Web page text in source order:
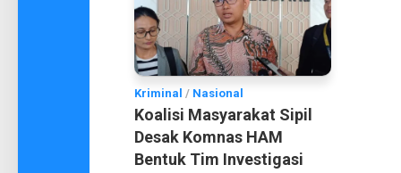
Kriminal / Nasional
Koalisi Masyarakat Sipil
Desak Komnas HAM
Bentuk Tim Investigasi